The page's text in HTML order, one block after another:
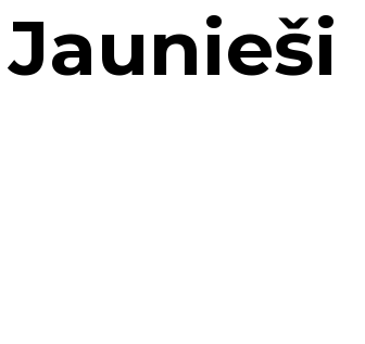
Jaunieši